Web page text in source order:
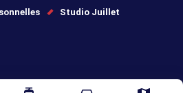
Studio Juillet